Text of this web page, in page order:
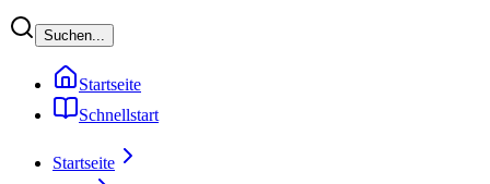
Suchen...
Startseite
Schnellstart
Startseite